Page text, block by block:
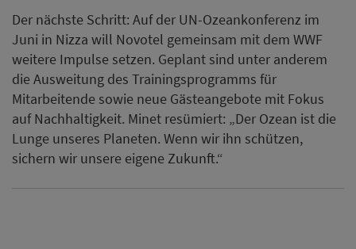
Der nächste Schritt: Auf der UN-Ozeankonferenz im
Juni in Nizza will Novotel gemeinsam mit dem WWF
weitere Impulse setzen. Geplant sind unter anderem
die Ausweitung des Trainingsprogramms für
Mitarbeitende sowie neue Gästeangebote mit Fokus
auf Nachhaltigkeit. Minet resümiert: „Der Ozean ist die
Lunge unseres Planeten. Wenn wir ihn schützen,
sichern wir unsere eigene Zukunft.“